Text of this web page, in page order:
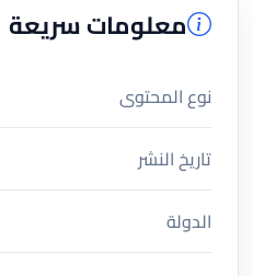
معلومات سريعة
نوع المحتوى
تاريخ النشر
الدولة